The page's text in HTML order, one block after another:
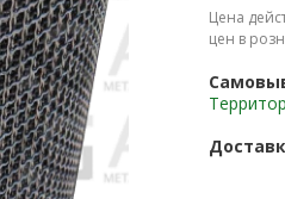
Цена
цен в